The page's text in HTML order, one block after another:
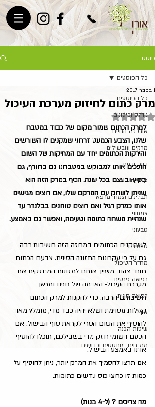
פוסט
כל הפוסטים
נודלס וכיסונים
אורז זה החיים
מרקים ותבשילים
בשר ודגים
קציצות
תבלינים וצמחי מרפא
צמחוני
טבעוני
סלטים
מחדר הטיפול
רפואה פרסית
רפואה סינית
איך?
שיטות הכנה
ממרחים, מותססים וכבושים
כל הפוסטים
מרק כתום לחיזוק מערכת העיכול
1 בפבר׳ 2017
דירוג של NaN מתוך 5 כוכבים
למרק הכתום שמור מקום של כבוד במטבח
שלנו, הצבע הכמעט זרחני שמקנים לו השורשים
והירקות הכתומים יחד עם המתיקות של השום
הופכים אותו למבוקש במטבחנו גם בחורף, גם
בקיץ ובעצם בכל עונה. הכיף במרק הזה הוא
שניתן לשחק עם המרקם שלו, אם רוצים מגישים
אותו כמרק רגיל ואם רוצים טוחנים בבלנדר עד
שנהיית משחה כתומה וטעימה, ואפשר גם באמצע.
לשחקנים הכתומים במחזה הזה חשיבות רבה
גם על פי עקרונות התזונה הסינית. צבעם הכתום-
חום- צהוב משייך אותם למזונות המחזקים את
מערכת העיכול- האדמה של גופנו ומכאן
חשיבותם הרבה. כדי להקנות למרק הכתום
קלילות מסוימת ושלא יהיה כבד מדי, מומלץ מאוד
להוסיף את השום הטרי לקראת סוף הבישול. אם
הטעם השומי חזק מדי בשבילכם, תוכלו להוסיף
אותו באמצע הבישול.
אם תרצו להסמיך את המרק יותר, ניתן להוסיף על
כמות זו כחצי כוס עדשים כתומות.
מה צריכים ? (ל-4 מנות)